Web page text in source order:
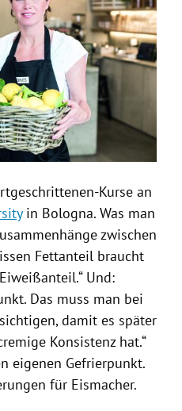
Kurse an
in Bologna. Was man
zwischen
Fettanteil braucht
Und:
Das muss man bei
damit es später
Konsistenz hat.“
eigenen Gefrierpunkt.
für Eismacher.